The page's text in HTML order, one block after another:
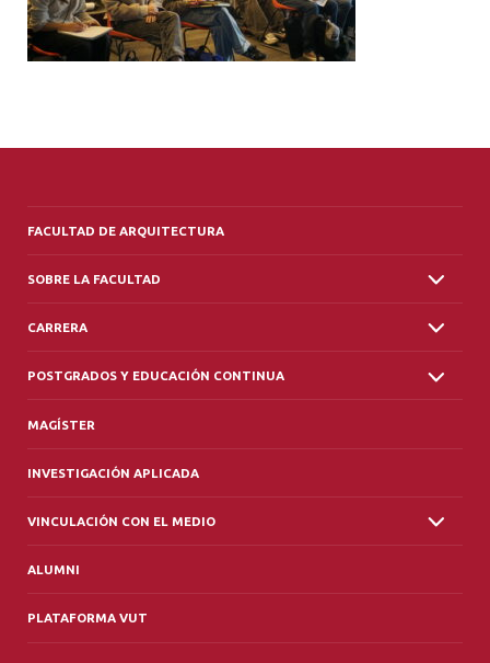
FACULTAD DE ARQUITECTURA
SOBRE LA FACULTAD
CARRERA
POSTGRADOS Y EDUCACIÓN CONTINUA
MAGÍSTER
INVESTIGACIÓN APLICADA
VINCULACIÓN CON EL MEDIO
ALUMNI
PLATAFORMA VUT